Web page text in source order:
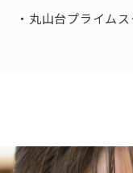
丸山台プライム